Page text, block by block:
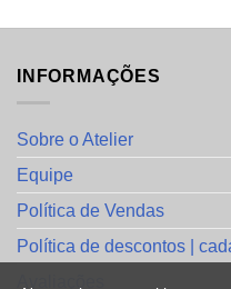
INFORMAÇÕES
Sobre o Atelier
Equipe
Política de Vendas
Política de descontos |